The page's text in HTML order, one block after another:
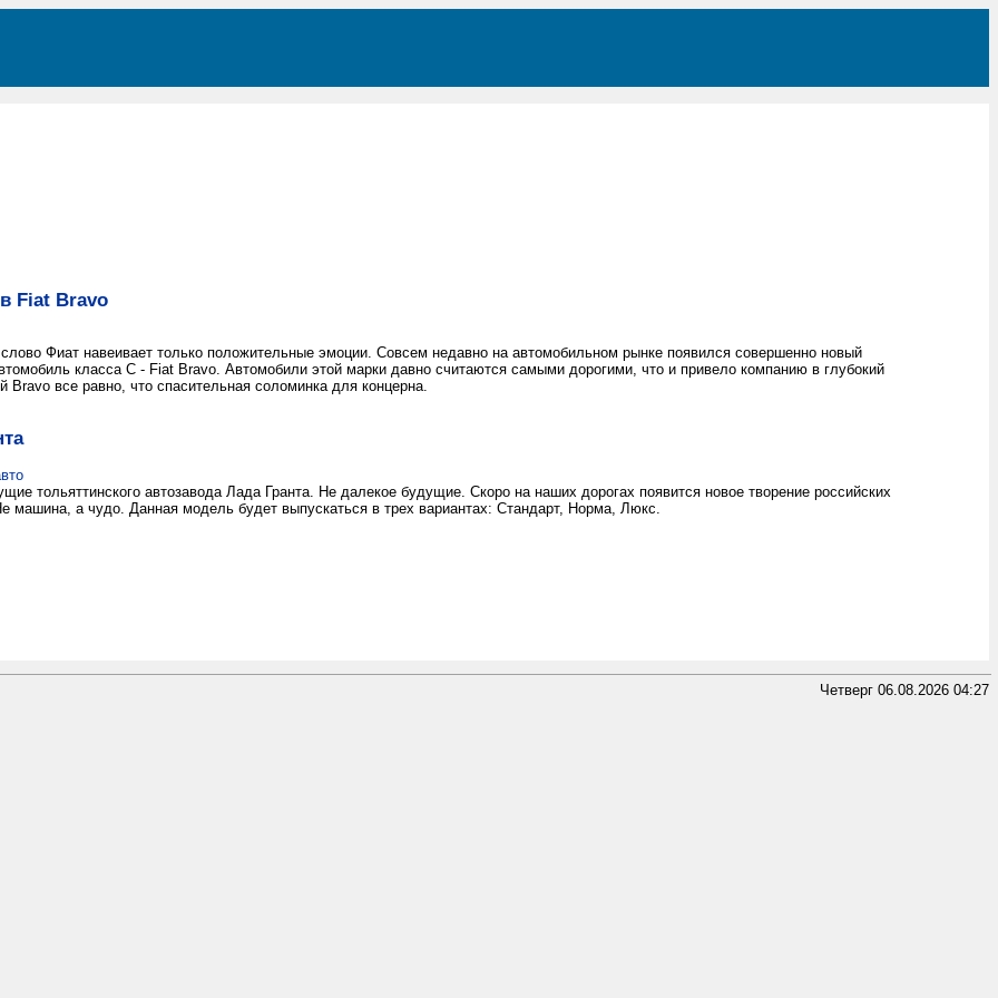
Fiat Bravo
Фиат навеивает только положительные эмоции. Совсем недавно на автомобильном рынке появился совершенно новый
класса С - Fiat Bravo. Автомобили этой марки давно считаются самыми дорогими, что и привело компанию в глубокий
Bravo все равно, что спасительная соломинка для концерна.
тольяттинского автозавода Лада Гранта. Не далекое будущие. Скоро на наших дорогах появится новое творение российских
машина, а чудо. Данная модель будет выпускаться в трех вариантах: Стандарт, Норма, Люкс.
Четверг 06.08.2026 04:27